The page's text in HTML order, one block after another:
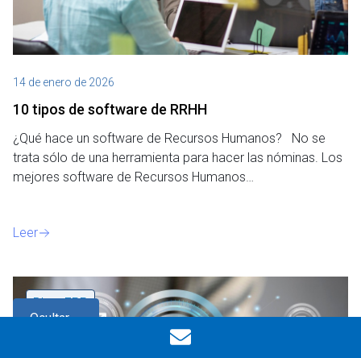
Ocultar
14 de enero de 2026
10 tipos de software de RRHH
¿Qué hace un software de Recursos Humanos? No se
trata sólo de una herramienta para hacer las nóminas. Los
mejores software de Recursos Humanos…
Leer
Blog,ERP